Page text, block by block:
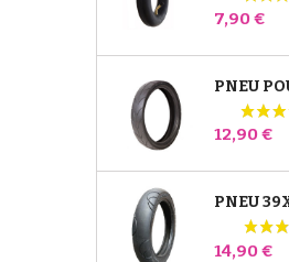
Prix
7,90 €
Prix
12,90 €
Prix
14,90 €